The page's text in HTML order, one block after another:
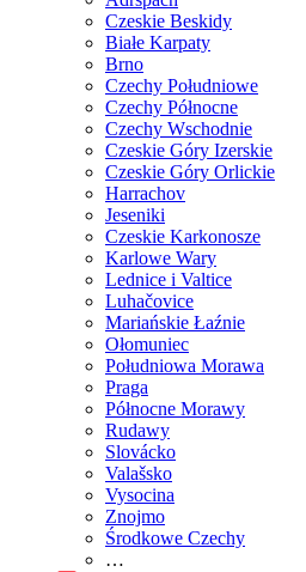
Czeskie Beskidy
Białe Karpaty
Brno
Czechy Południowe
Czechy Północne
Czechy Wschodnie
Czeskie Góry Izerskie
Czeskie Góry Orlickie
Harrachov
Jeseniki
Czeskie Karkonosze
Karlowe Wary
Lednice i Valtice
Luhačovice
Mariańskie Łaźnie
Ołomuniec
Południowa Morawa
Praga
Północne Morawy
Rudawy
Slovácko
Valašsko
Vysocina
Znojmo
Środkowe Czechy
…